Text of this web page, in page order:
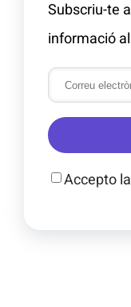
Subscriu-te
informació
Accepto la